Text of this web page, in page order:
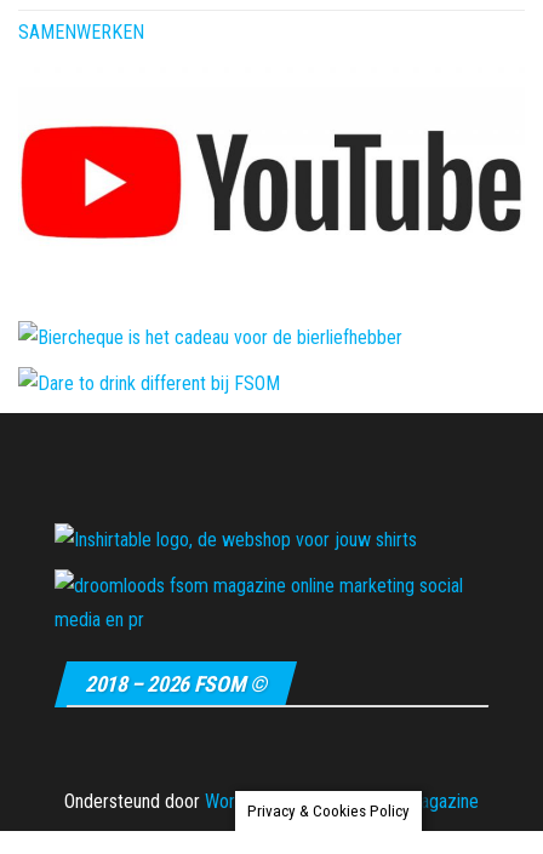
SAMENWERKEN
2018 – 2026 FSOM ©
Ondersteund door WordPress |Thema: Envo Magazine
Privacy & Cookies Policy